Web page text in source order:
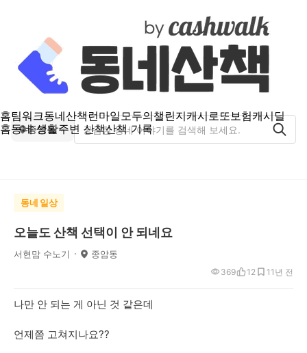
홈팀워크동네산책런마일모두의챌린지캐시로또보험캐시딜
홈동네 생활주변 산책산책 기록
종암동
동네 일상
오늘도 산책 선택이 안 되네요
서현맘 수노기 종암동
1년 전
369 12 1
나만 안 되는 게 아닌 것 같은데
언제쯤 고쳐지나요??